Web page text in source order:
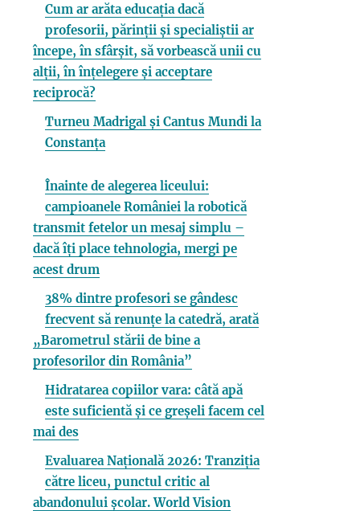
Cum ar arăta educația dacă
profesorii, părinții și specialiștii ar
începe, în sfârșit, să vorbească unii cu
alții, în înțelegere și acceptare
reciprocă?
Turneu Madrigal și Cantus Mundi la
Constanța
Înainte de alegerea liceului:
campioanele României la robotică
transmit fetelor un mesaj simplu –
dacă îți place tehnologia, mergi pe
acest drum
38% dintre profesori se gândesc
frecvent să renunțe la catedră, arată
„Barometrul stării de bine a
profesorilor din România”
Hidratarea copiilor vara: câtă apă
este suficientă și ce greșeli facem cel
mai des
Evaluarea Națională 2026: Tranziția
către liceu, punctul critic al
abandonului școlar. World Vision